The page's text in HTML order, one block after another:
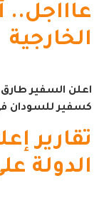
عاااجل..
الخارجية
اعلن السفير
كسفير للسودان
تقارير
الدولة